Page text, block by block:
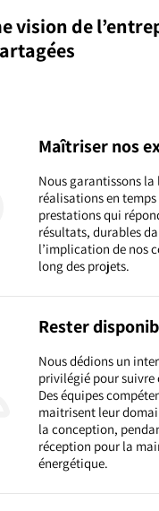
vision de
Maîtriser nos
Nous garantissons
réalisations en temps
prestations qui
résultats, durables
l’implication de nos
long des projets.
Rester
Nous dédions un
privilégié pour suivre
Des équipes
maitrisent leur
la conception,
réception pour la
énergétique.